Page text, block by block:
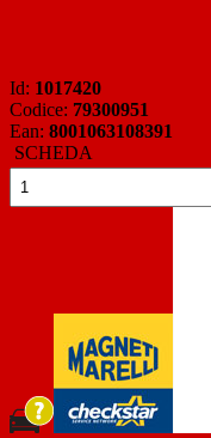
Id: 1017420
Codice: 79300951
Ean: 8001063108391
SCHEDA